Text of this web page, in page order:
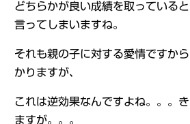
どちらかが良い成績を取っている
言ってしまいますね。
それも親の子に対する愛情ですか
かりますが、
これは逆効果なんですよね。。。
ますが。。。